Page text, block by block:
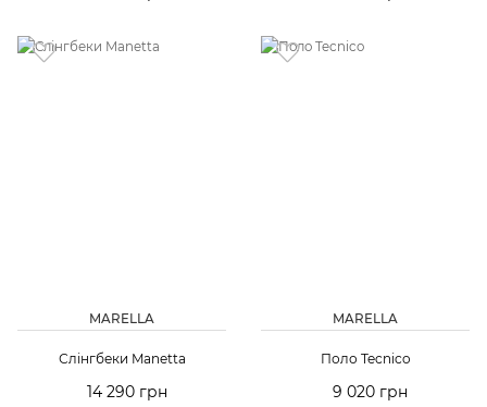
MARELLA
Слінгбеки Manetta
14 290 грн
MARELLA
Поло Tecnico
9 020 грн